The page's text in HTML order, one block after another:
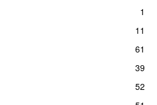
1
11
61
39
52